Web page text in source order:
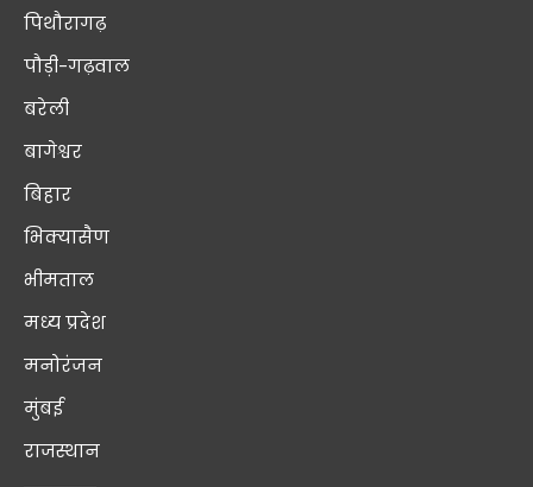
पिथौरागढ़
पौड़ी-गढ़वाल
बरेली
बागेश्वर
बिहार
भिक्यासैण
भीमताल
मध्य प्रदेश
मनोरंजन
मुंबई
राजस्थान